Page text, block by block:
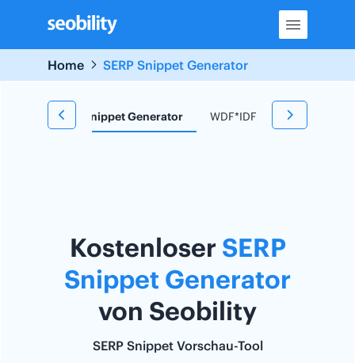
content
Home
SERP Snippet Generator
SERP Snippet Generator WDF*IDF Tool
Kostenloser SERP
Snippet Generator
von Seobility
SERP Snippet Vorschau-Tool